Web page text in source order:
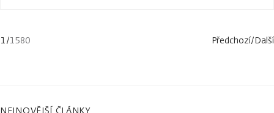
1/1580 Předchozí/Další
NEJNOVĚJŠÍ ČLÁNKY